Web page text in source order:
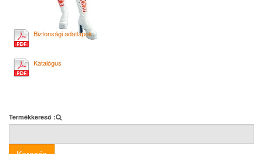
Biztonsági adatlapok
Katalógus
Termékkereső :